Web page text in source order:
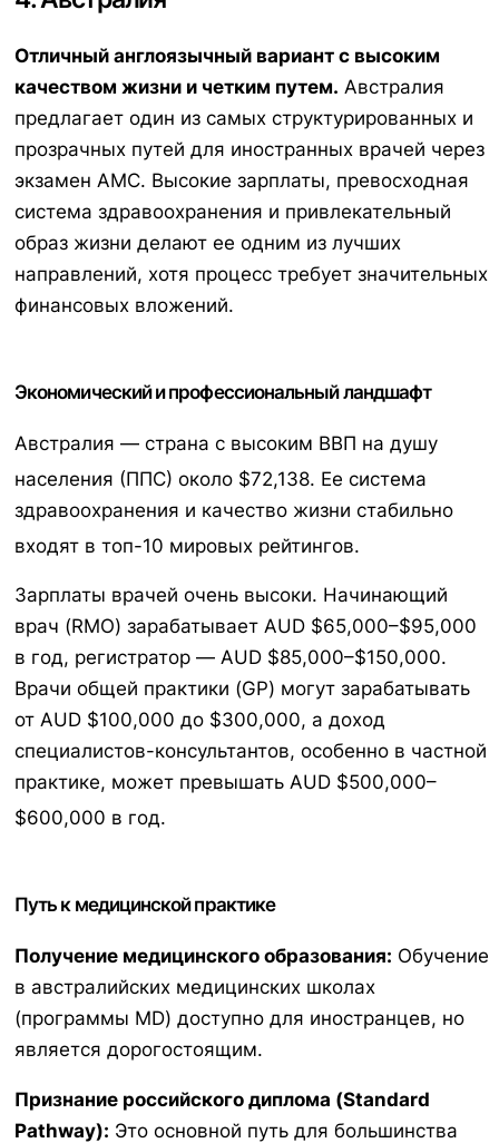
Отличный англоязычный вариант с высоким
качеством жизни и четким путем. Австралия
предлагает один из самых структурированных и
прозрачных путей для иностранных врачей через
экзамен AMC. Высокие зарплаты, превосходная
система здравоохранения и привлекательный
образ жизни делают ее одним из лучших
направлений, хотя процесс требует значительных
финансовых вложений.
Экономический и профессиональный ландшафт
Австралия — страна с высоким ВВП на душу
населения (ППС) около $72,138. Ее система
здравоохранения и качество жизни стабильно
входят в топ-10 мировых рейтингов.
Зарплаты врачей очень высоки. Начинающий
врач (RMO) зарабатывает AUD $65,000–$95,000
в год, регистратор — AUD $85,000–$150,000.
Врачи общей практики (GP) могут зарабатывать
от AUD $100,000 до $300,000, а доход
специалистов-консультантов, особенно в частной
практике, может превышать AUD $500,000–
$600,000 в год.
Путь к медицинской практике
Получение медицинского образования: Обучение
в австралийских медицинских школах
(программы MD) доступно для иностранцев, но
является дорогостоящим.
Признание российского диплома (Standard
Pathway): Это основной путь для большинства